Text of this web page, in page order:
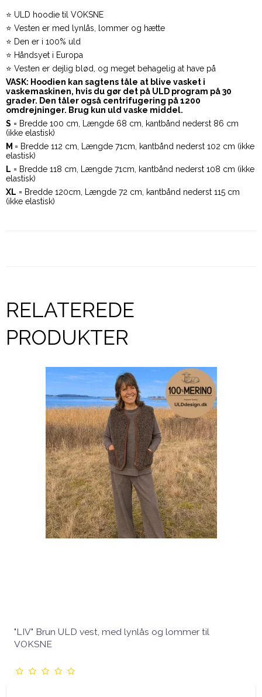
⭐️ ULD hoodie til VOKSNE
⭐️ Vesten er med lynlås, lommer og hætte
⭐️ Den er i 100% uld
⭐️ Håndsyet i Europa
⭐️ Vesten er dejlig blød, og meget behagelig at have på
VASK: Hoodien kan sagtens tåle at blive vasket i
vaskemaskinen, hvis du gør det på ULD program på 30
grader. Den tåler også centrifugering på 1200
omdrejninger. Brug kun uld vaske middel.
S = Bredde 100 cm, Længde 68 cm, kantbånd nederst 86 cm
(ikke elastisk)
M = Bredde 112 cm, Længde 71cm, kantbånd nederst 102 cm (ikke
elastisk)
L = Bredde 118 cm, Længde 71cm, kantbånd nederst 108 cm (ikke
elastisk)
XL = Bredde 120cm, Længde 72 cm, kantbånd nederst 115 cm
(ikke elastisk)
RELATEREDE
PRODUKTER
"LIV" Brun ULD vest, med lynlås og lommer til
VOKSNE